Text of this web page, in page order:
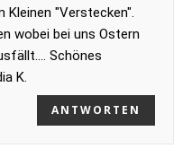
Kleinen "Verstecken".
wobei bei uns Ostern
Schönes
K.
ANTWORTEN